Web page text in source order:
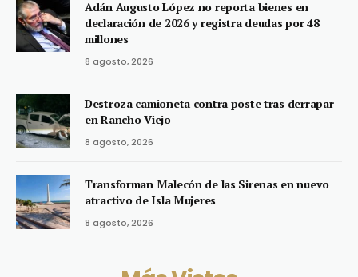
Adán Augusto López no reporta bienes en
declaración de 2026 y registra deudas por 48
millones
8 agosto, 2026
Destroza camioneta contra poste tras derrapar
en Rancho Viejo
8 agosto, 2026
Transforman Malecón de las Sirenas en nuevo
atractivo de Isla Mujeres
8 agosto, 2026